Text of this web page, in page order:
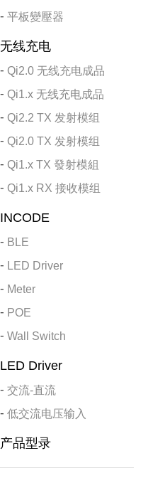
平板變壓器
无线充电
Qi2.0 无线充电成品
Qi1.x 无线充电成品
Qi2.2 TX 发射模组
Qi2.0 TX 发射模组
Qi1.x TX 發射模組
Qi1.x RX 接收模组
INCODE
BLE
LED Driver
Meter
POE
Wall Switch
LED Driver
交流-直流
低交流电压输入
产品型录